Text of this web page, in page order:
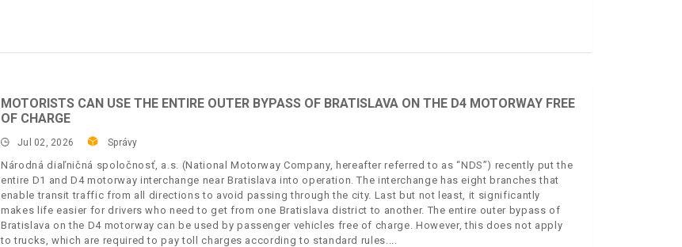
MOTORISTS CAN USE THE ENTIRE OUTER BYPASS OF BRATISLAVA ON THE D4 MOTORWAY FREE
OF CHARGE
Jul 02, 2026 Správy
Národná diaľničná spoločnosť, a.s. (National Motorway Company, hereafter referred to as “NDS”) recently put the
entire D1 and D4 motorway interchange near Bratislava into operation. The interchange has eight branches that
enable transit traffic from all directions to avoid passing through the city. Last but not least, it significantly
makes life easier for drivers who need to get from one Bratislava district to another. The entire outer bypass of
Bratislava on the D4 motorway can be used by passenger vehicles free of charge. However, this does not apply
to trucks, which are required to pay toll charges according to standard rules.